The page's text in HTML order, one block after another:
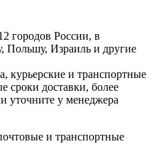
городов России, в
Польшу, Израиль и другие
курьерские и транспортные
сроки доставки, более
уточните у менеджера
и транспортные